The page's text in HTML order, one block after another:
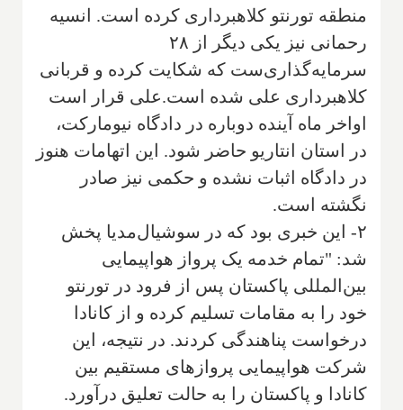
منطقه تورنتو کلاهبرداری کرده است. انسیه
رحمانی نیز یکی دیگر از ۲۸
سرمایه‌گذاری‌ست که شکایت کرده و قربانی
کلاهبرداری علی شده است.علی قرار است
اواخر ماه آینده دوباره در دادگاه نیومارکت،
در استان انتاریو حاضر شود. این اتهامات هنوز
در دادگاه اثبات نشده و حکمی نیز صادر
نگشته است.
۲- این خبری بود که در سوشیال‌مدیا پخش
شد: "تمام خدمه یک پرواز هواپیمایی
بین‌المللی پاکستان پس از فرود در تورنتو
خود را به مقامات تسلیم کرده و از کانادا
درخواست پناهندگی کردند. در نتیجه، این
شرکت هواپیمایی پروازهای مستقیم بین
کانادا و پاکستان را به حالت تعلیق درآورد.